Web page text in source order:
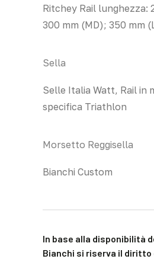
Ritchey Rail lunghezza:
300 mm (MD); 350 mm
Sella
Selle Italia Watt, Rail in
specifica Triathlon
Morsetto Reggisella
Bianchi Custom
In base alla disponibilità
Bianchi si riserva il diritto